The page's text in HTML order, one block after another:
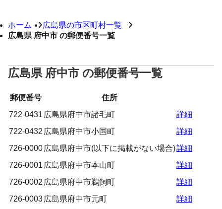
ホーム
広島県の市区町村一覧
広島県 府中市 の郵便番号一覧
広島県 府中市 の郵便番号一覧
郵便番号
住所
722-0431 広島県府中市諸毛町
詳細
722-0432 広島県府中市小国町
詳細
726-0000 広島県府中市(以下に掲載がない場合)詳細
726-0001 広島県府中市本山町
詳細
726-0002 広島県府中市鵜飼町
詳細
726-0003 広島県府中市元町
詳細